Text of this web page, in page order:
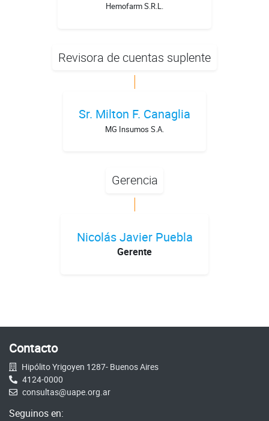
Hemofarm S.R.L.
Revisora de cuentas suplente
Sr. Milton F. Canaglia
MG Insumos S.A.
Gerencia
Nicolás Javier Puebla
Gerente
Contacto
Hipólito Yrigoyen 1287- Buenos Aires
4124-0000
consultas@uape.org.ar
Seguinos en: